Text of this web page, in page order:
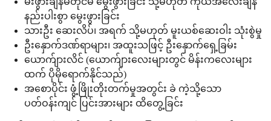
နည်းပါးစွာ မွေးဖွားခြင်း
သားဦး ဆေးလိပ်၊ အရက် သို့မဟုတ် မူးယစ်ဆေးဝါး သုံးစွဲမှု
ဦးနှောက်ဒဏ်ရာများ၊ အထူးသဖြင့် ဦးနှောက်ရှေ့ခြမ်း
ယောက်ျားလိင် (ယောက်ျားလေးများတွင် မိန်းကလေးများ
ထက် ပိုမိုရောက်နိုင်သည်)
အစောပိုင်း ဖွံ့ဖြိုးတိုးတက်မှုအတွင်း ခဲ ကဲ့သို့သော
ပတ်ဝန်းကျင် ပြင်းအားများ ထိတွေ့ခြင်း